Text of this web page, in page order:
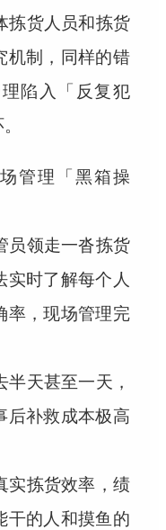
拣货人员和拣货
机制，同样的错
陷入「反复犯
管理「黑箱操
员领走一沓拣货
时了解每个人
率，现场管理完
天甚至一天，
后补救成本极高
实拣货效率，绩
干的人和摸鱼的